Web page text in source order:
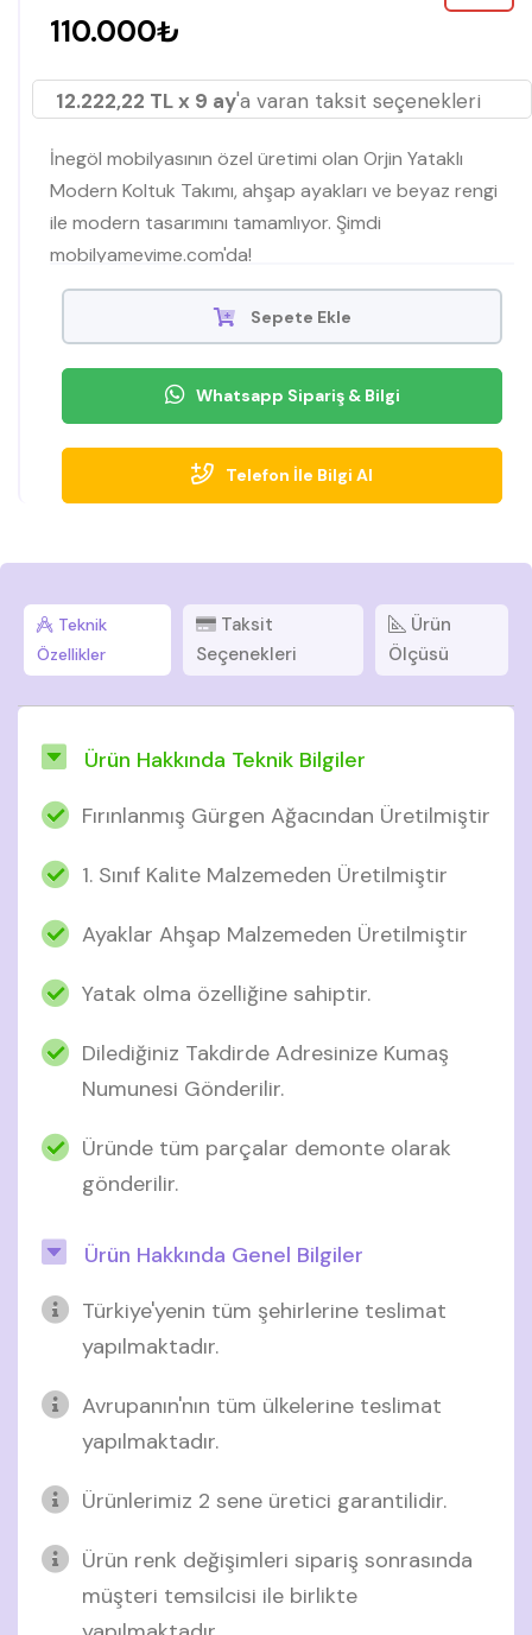
110.000₺
12.222,22 TL x 9 ay'a varan taksit seçenekleri
İnegöl mobilyasının özel üretimi olan Orjin Yataklı
Modern Koltuk Takımı, ahşap ayakları ve beyaz rengi
ile modern tasarımını tamamlıyor. Şimdi
mobilyamevime.com'da!
Sepete Ekle
Whatsapp Sipariş & Bilgi
Telefon İle Bilgi Al
Teknik
Özellikler
Taksit
Seçenekleri
Ürün
Ölçüsü
Ürün Hakkında Teknik Bilgiler
Fırınlanmış Gürgen Ağacından Üretilmiştir
1. Sınıf Kalite Malzemeden Üretilmiştir
Ayaklar Ahşap Malzemeden Üretilmiştir
Yatak olma özelliğine sahiptir.
Dilediğiniz Takdirde Adresinize Kumaş
Numunesi Gönderilir.
Üründe tüm parçalar demonte olarak
gönderilir.
Ürün Hakkında Genel Bilgiler
Türkiye'yenin tüm şehirlerine teslimat
yapılmaktadır.
Avrupanın'nın tüm ülkelerine teslimat
yapılmaktadır.
Ürünlerimiz 2 sene üretici garantilidir.
Ürün renk değişimleri sipariş sonrasında
müşteri temsilcisi ile birlikte